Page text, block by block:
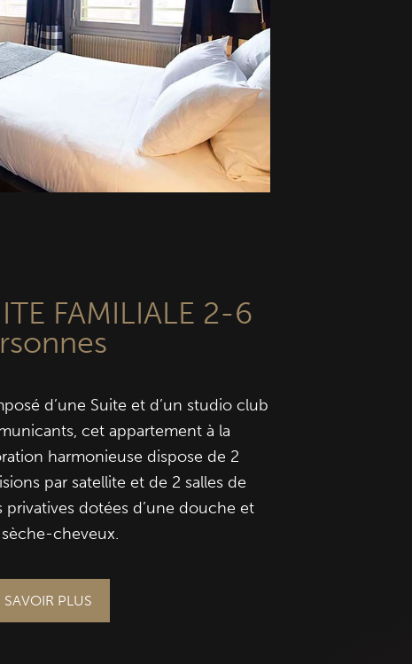
FAMILIALE 2-6
d’une Suite et d’un studio club
cet appartement à la
harmonieuse dispose de 2
par satellite et de 2 salles de
privatives dotées d’une douche et
sèche-cheveux.
SAVOIR PLUS